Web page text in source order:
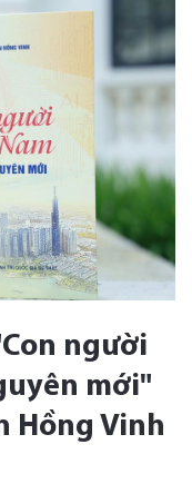
người
mới"
Hồng Vinh